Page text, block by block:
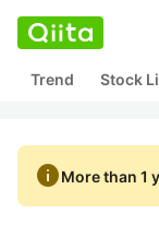
Trend Stock
infoMore than 1